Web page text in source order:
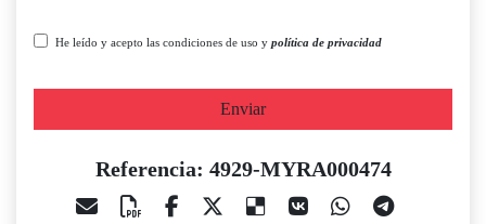
He leído y acepto las condiciones de uso y política de privacidad
Enviar
Referencia: 4929-MYRA000474